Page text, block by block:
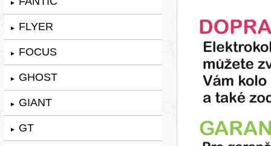
►
► FLYER
► FOCUS
► GHOST
► GIANT
► GT